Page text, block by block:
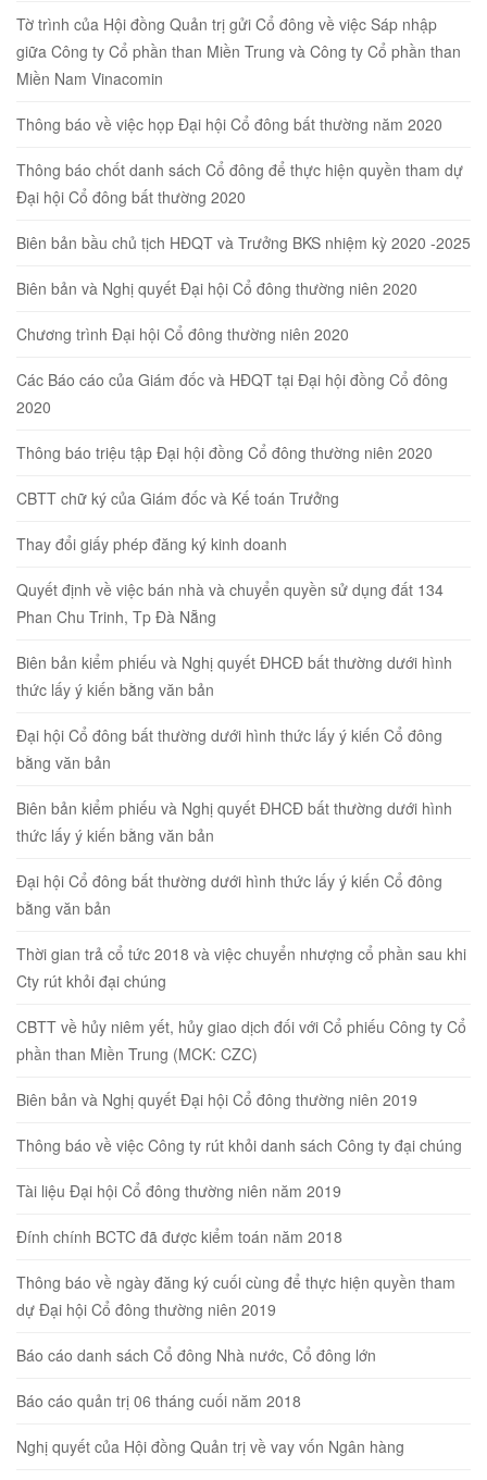
Tờ trình của Hội đồng Quản trị gửi Cổ đông về việc Sáp nhập
giữa Công ty Cổ phần than Miền Trung và Công ty Cổ phần than
Miền Nam Vinacomin
Thông báo về việc họp Đại hội Cổ đông bất thường năm 2020
Thông báo chốt danh sách Cổ đông để thực hiện quyền tham dự
Đại hội Cổ đông bất thường 2020
Biên bản bầu chủ tịch HĐQT và Trưởng BKS nhiệm kỳ 2020 -2025
Biên bản và Nghị quyết Đại hội Cổ đông thường niên 2020
Chương trình Đại hội Cổ đông thường niên 2020
Các Báo cáo của Giám đốc và HĐQT tại Đại hội đồng Cổ đông
2020
Thông báo triệu tập Đại hội đồng Cổ đông thường niên 2020
CBTT chữ ký của Giám đốc và Kế toán Trưởng
Thay đổi giấy phép đăng ký kinh doanh
Quyết định về việc bán nhà và chuyển quyền sử dụng đất 134
Phan Chu Trinh, Tp Đà Nẵng
Biên bản kiểm phiếu và Nghị quyết ĐHCĐ bất thường dưới hình
thức lấy ý kiến bằng văn bản
Đại hội Cổ đông bất thường dưới hình thức lấy ý kiến Cổ đông
bằng văn bản
Biên bản kiểm phiếu và Nghị quyết ĐHCĐ bất thường dưới hình
thức lấy ý kiến bằng văn bản
Đại hội Cổ đông bất thường dưới hình thức lấy ý kiến Cổ đông
bằng văn bản
Thời gian trả cổ tức 2018 và việc chuyển nhượng cổ phần sau khi
Cty rút khỏi đại chúng
CBTT về hủy niêm yết, hủy giao dịch đối với Cổ phiếu Công ty Cổ
phần than Miền Trung (MCK: CZC)
Biên bản và Nghị quyết Đại hội Cổ đông thường niên 2019
Thông báo về việc Công ty rút khỏi danh sách Công ty đại chúng
Tài liệu Đại hội Cổ đông thường niên năm 2019
Đính chính BCTC đã được kiểm toán năm 2018
Thông báo về ngày đăng ký cuối cùng để thực hiện quyền tham
dự Đại hội Cổ đông thường niên 2019
Báo cáo danh sách Cổ đông Nhà nước, Cổ đông lớn
Báo cáo quản trị 06 tháng cuối năm 2018
Nghị quyết của Hội đồng Quản trị về vay vốn Ngân hàng